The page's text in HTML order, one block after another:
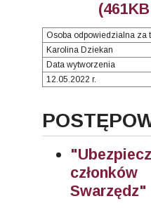
Osoba odpowiedzialna za
Karolina Dziekan
Data wytworzenia
12.05.2022 r.
Swarzędz"